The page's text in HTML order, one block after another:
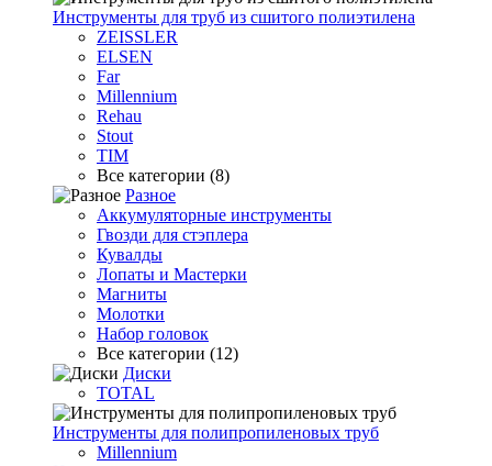
Инструменты для труб из сшитого полиэтилена
ZEISSLER
ELSEN
Far
Millennium
Rehau
Stout
TIM
Все категории (8)
Разное
Аккумуляторные инструменты
Гвозди для стэплера
Кувалды
Лопаты и Мастерки
Магниты
Молотки
Набор головок
Все категории (12)
Диски
TOTAL
Инструменты для полипропиленовых труб
Millennium